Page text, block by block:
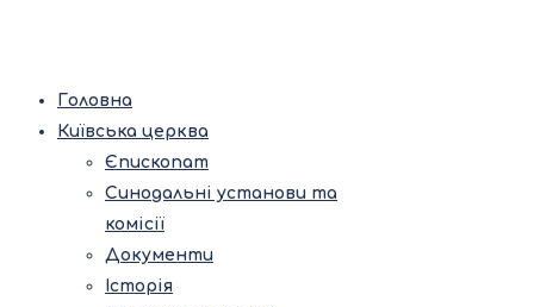
Головна
Київська церква
Єпископат
Синодальні установи та
комісії
Документи
Історія